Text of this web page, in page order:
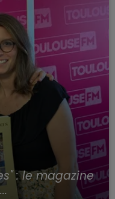
: le magazine